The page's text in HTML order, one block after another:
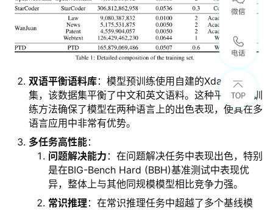
双语平衡语料库：模型预训练使用自建的Xdata数据
集，该数据集平衡了中文和英文语料。这种平衡的预训
练方法确保了模型在两种语言上的出色表现，使其在多
语言应用中非常有优势。
多任务高性能：
问题解决能力 ：在问题解决任务中表现出色，特别
是在BIG-Bench Hard (BBH)基准测试中表现优
异，整体上与其他同规模模型相比竞争力强。
常识推理 ：在常识推理任务中超越了多个基线模